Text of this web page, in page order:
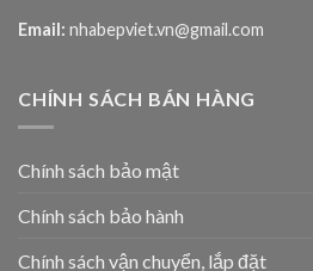
Email: nhabepviet.vn@gmail.com
CHÍNH SÁCH BÁN HÀNG
Chính sách bảo mật
Chính sách bảo hành
Chính sách vận chuyển, lắp đặt